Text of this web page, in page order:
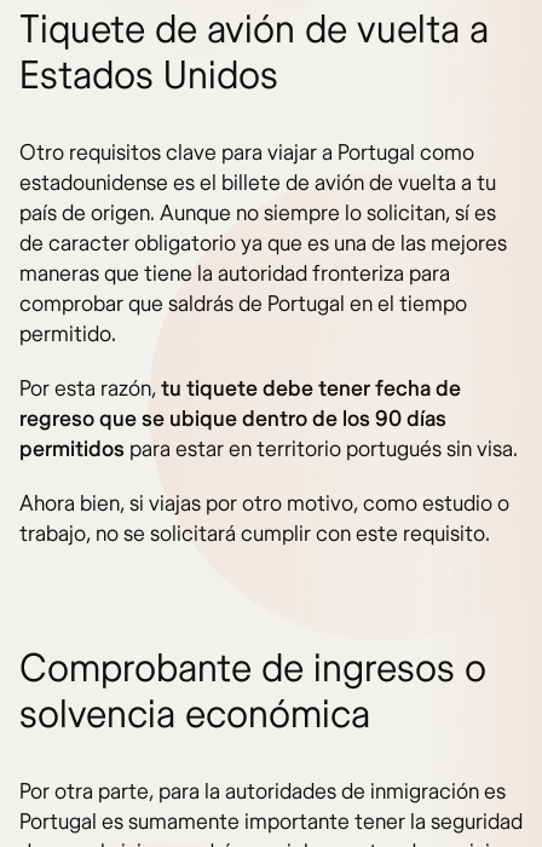
Tiquete de avión de vuelta a
Estados Unidos
Otro requisitos clave para viajar a Portugal como
estadounidense es el billete de avión de vuelta a tu
país de origen. Aunque no siempre lo solicitan, sí es
de caracter obligatorio ya que es una de las mejores
maneras que tiene la autoridad fronteriza para
comprobar que saldrás de Portugal en el tiempo
permitido.
Por esta razón,tu tiquete debe tener fecha de
regreso que se ubique dentro de los 90 días
permitidos para estar en territorio portugués sin visa.
Ahora bien, si viajas por otro motivo, como estudio o
trabajo, no se solicitará cumplir con este requisito.
Comprobante de ingresos o
solvencia económica
Por otra parte, para la autoridades de inmigración es
Portugal es sumamente importante tener la seguridad